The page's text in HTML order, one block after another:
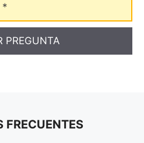
FRECUENTES